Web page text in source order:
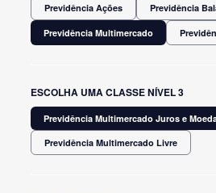
Previdência Ações Previdência
Previdência Multimercado
ESCOLHA UMA CLASSE NÍVEL 3
Previdência Multimercado Juros e
Previdência Multimercado Livre